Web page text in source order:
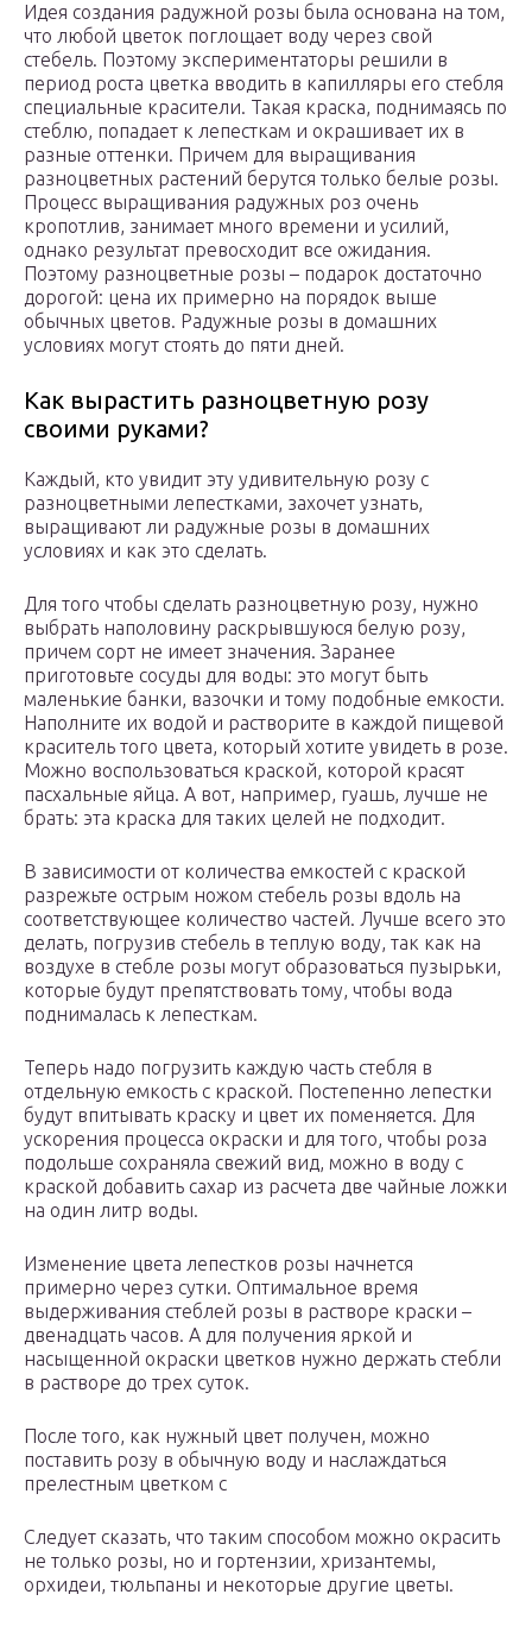
Идея создания радужной розы была основана на том,
что любой цветок поглощает воду через свой
стебель. Поэтому экспериментаторы решили в
период роста цветка вводить в капилляры его стебля
специальные красители. Такая краска, поднимаясь по
стеблю, попадает к лепесткам и окрашивает их в
разные оттенки. Причем для выращивания
разноцветных растений берутся только белые розы.
Процесс выращивания радужных роз очень
кропотлив, занимает много времени и усилий,
однако результат превосходит все ожидания.
Поэтому разноцветные розы – подарок достаточно
дорогой: цена их примерно на порядок выше
обычных цветов. Радужные розы в домашних
условиях могут стоять до пяти дней.
Как вырастить разноцветную розу
своими руками?
Каждый, кто увидит эту удивительную розу с
разноцветными лепестками, захочет узнать,
выращивают ли радужные розы в домашних
условиях и как это сделать.
Для того чтобы сделать разноцветную розу, нужно
выбрать наполовину раскрывшуюся белую розу,
причем сорт не имеет значения. Заранее
приготовьте сосуды для воды: это могут быть
маленькие банки, вазочки и тому подобные емкости.
Наполните их водой и растворите в каждой пищевой
краситель того цвета, который хотите увидеть в розе.
Можно воспользоваться краской, которой красят
пасхальные яйца. А вот, например, гуашь, лучше не
брать: эта краска для таких целей не подходит.
В зависимости от количества емкостей с краской
разрежьте острым ножом стебель розы вдоль на
соответствующее количество частей. Лучше всего это
делать, погрузив стебель в теплую воду, так как на
воздухе в стебле розы могут образоваться пузырьки,
которые будут препятствовать тому, чтобы вода
поднималась к лепесткам.
Теперь надо погрузить каждую часть стебля в
отдельную емкость с краской. Постепенно лепестки
будут впитывать краску и цвет их поменяется. Для
ускорения процесса окраски и для того, чтобы роза
подольше сохраняла свежий вид, можно в воду с
краской добавить сахар из расчета две чайные ложки
на один литр воды.
Изменение цвета лепестков розы начнется
примерно через сутки. Оптимальное время
выдерживания стеблей розы в растворе краски –
двенадцать часов. А для получения яркой и
насыщенной окраски цветков нужно держать стебли
в растворе до трех суток.
После того, как нужный цвет получен, можно
поставить розу в обычную воду и наслаждаться
прелестным цветком с
Следует сказать, что таким способом можно окрасить
не только розы, но и гортензии, хризантемы,
орхидеи, тюльпаны и некоторые другие цветы.